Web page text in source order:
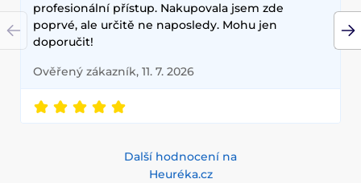
profesionální přístup. Nakupovala jsem zde
poprvé, ale určitě ne naposledy. Mohu jen
doporučit!
Ověřený zákazník, 11. 7. 2026
Další hodnocení na
Heuréka.cz